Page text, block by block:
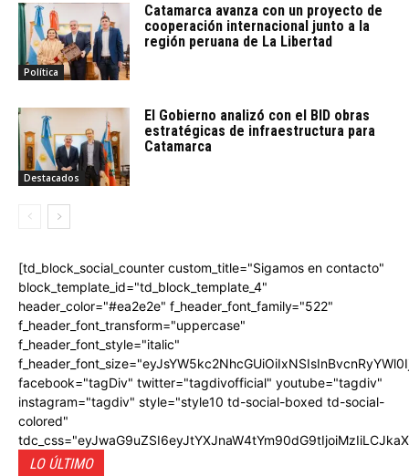
Política
Catamarca avanza con un proyecto de
cooperación internacional junto a la
región peruana de La Libertad
Destacados
El Gobierno analizó con el BID obras
estratégicas de infraestructura para
Catamarca
[td_block_social_counter custom_title="Sigamos en contacto"
block_template_id="td_block_template_4"
header_color="#ea2e2e" f_header_font_family="522"
f_header_font_transform="uppercase"
f_header_font_style="italic"
facebook="tagDiv" twitter="tagdivofficial" youtube="tagdiv"
instagram="tagdiv" style="style10 td-social-boxed td-social-
colored"
LO ÚLTIMO